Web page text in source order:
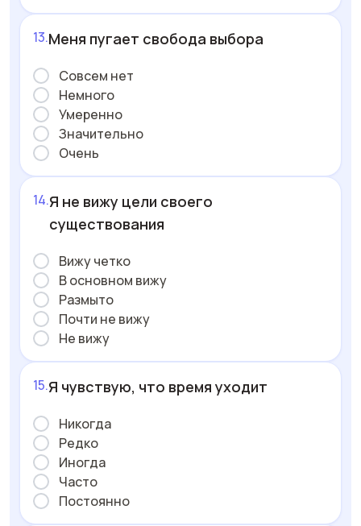
Меня пугает свобода выбора
Совсем нет
Немного
Умеренно
Значительно
Очень
Я не вижу цели своего
существования
Вижу четко
В основном вижу
Размыто
Почти не вижу
Не вижу
Я чувствую, что время уходит
Никогда
Редко
Иногда
Часто
Постоянно